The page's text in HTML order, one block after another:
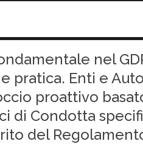
nel
pratica. Enti e
proattivo
di Condotta
del